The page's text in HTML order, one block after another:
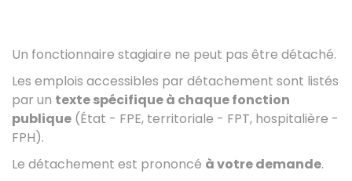
Un fonctionnaire stagiaire ne peut pas être détaché.
Les emplois accessibles par détachement sont listés
par un texte spécifique à chaque fonction
publique (État - FPE, territoriale - FPT, hospitalière -
FPH).
Le détachement est prononcé à votre demande.